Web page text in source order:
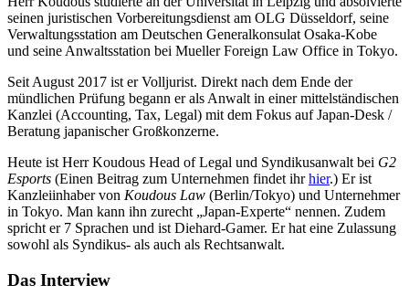
seinen juristischen Vorbereitungsdienst am OLG Düsseldorf, seine
Verwaltungsstation am Deutschen Generalkonsulat Osaka-Kobe
und seine Anwaltsstation bei Mueller Foreign Law Office in Tokyo.
Seit August 2017 ist er Volljurist. Direkt nach dem Ende der
mündlichen Prüfung begann er als Anwalt in einer mittelständischen
Kanzlei (Accounting, Tax, Legal) mit dem Fokus auf Japan-Desk /
Beratung japanischer Großkonzerne.
Heute ist Herr Koudous Head of Legal und Syndikusanwalt bei G2
Esports (Einen Beitrag zum Unternehmen findet ihrhier.) Er ist
Kanzleiinhaber von Koudous Law (Berlin/Tokyo) und Unternehmer
in Tokyo. Man kann ihn zurecht „Japan-Experte“ nennen. Zudem
spricht er 7 Sprachen und ist Diehard-Gamer. Er hat eine Zulassung
sowohl als Syndikus- als auch als Rechtsanwalt.
Das Interview